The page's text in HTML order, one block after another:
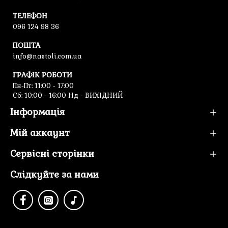
ТЕЛЕФОН
096 124 98 36
ПОШТА
info@nastoli.com.ua
ГРАФІК РОБОТИ
Пн-Пт: 11:00 - 17:00
Cб: 10:00 - 16:00 Нд - ВИХІДНИЙ
Інформація
Мій аккаунт
Сервісні сторінки
Слідкуйте за нами